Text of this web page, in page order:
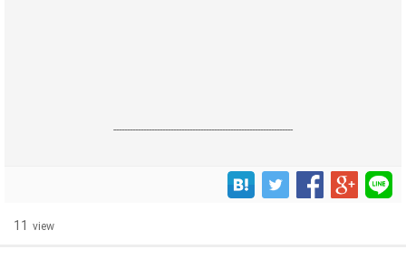
------------------------------------------------------------------
11 view